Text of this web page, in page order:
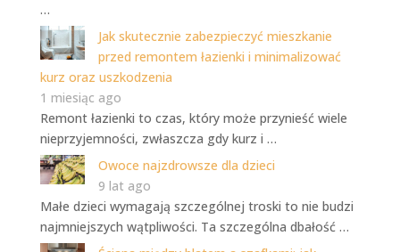
…
Jak skutecznie zabezpieczyć mieszkanie
przed remontem łazienki i minimalizować
kurz oraz uszkodzenia
1 miesiąc ago
Remont łazienki to czas, który może przynieść wiele
nieprzyjemności, zwłaszcza gdy kurz i …
Owoce najzdrowsze dla dzieci
9 lat ago
Małe dzieci wymagają szczególnej troski to nie budzi
najmniejszych wątpliwości. Ta szczególna dbałość …